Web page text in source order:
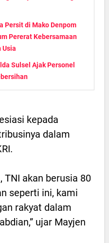
Persit di Mako Denpom
Pererat Kebersamaan
Usia
Sulsel Ajak Personel
kepada
dalam
TNI akan berusia 80
seperti ini, kami
rakyat dalam
ujar Mayjen